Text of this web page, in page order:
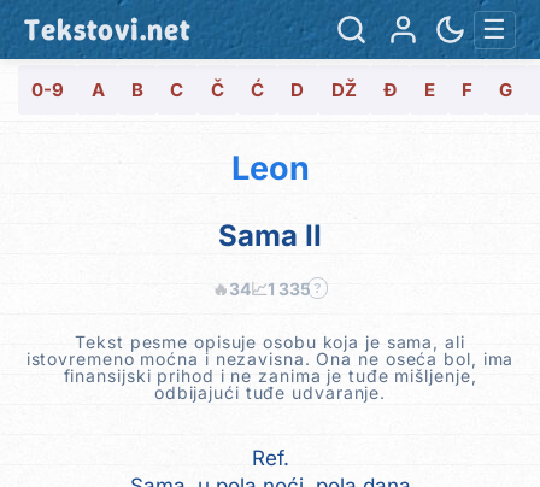
Tekstovi.net ☰
0-9 A B C Č Ć D DŽ Đ E F G
Leon
Sama II
🔥34📈1 335 ?
Tekst pesme opisuje osobu koja je sama, ali
istovremeno moćna i nezavisna. Ona ne oseća bol, ima
finansijski prihod i ne zanima je tuđe mišljenje,
odbijajući tuđe udvaranje.
Ref.